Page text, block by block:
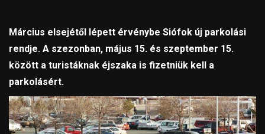
Március elsejétől lépett érvénybe Siófok új parkolási
rendje. A szezonban, május 15. és szeptember 15.
között a turistáknak éjszaka is fizetniük kell a
parkolásért.